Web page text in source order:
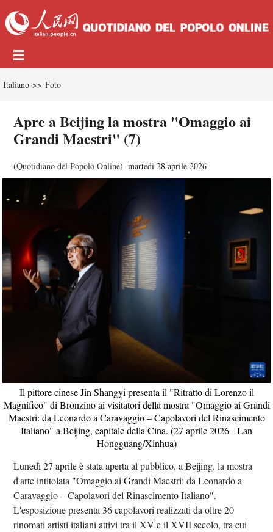
Italiano >> Foto
Apre a Beijing la mostra "Omaggio ai
Grandi Maestri" (7)
(Quotidiano del Popolo Online) martedì 28 aprile 2026
Il pittore cinese Jin Shangyi presenta il "Ritratto di Lorenzo il
Magnifico" di Bronzino ai visitatori della mostra "Omaggio ai Grandi
Maestri: da Leonardo a Caravaggio – Capolavori del Rinascimento
Italiano" a Beijing, capitale della Cina. (27 aprile 2026 - Lan
Hongguang/Xinhua)
Lunedì 27 aprile è stata aperta al pubblico, a Beijing, la mostra
d'arte intitolata "Omaggio ai Grandi Maestri: da Leonardo a
Caravaggio – Capolavori del Rinascimento Italiano".
L'esposizione presenta 36 capolavori realizzati da oltre 20
rinomati artisti italiani attivi tra il XV e il XVII secolo, tra cui